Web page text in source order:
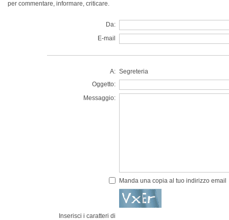
per commentare, informare, criticare.
Da:
E-mail
A: Segreteria
Oggetto:
Messaggio:
Manda una copia al tuo indirizzo email
Inserisci i caratteri di